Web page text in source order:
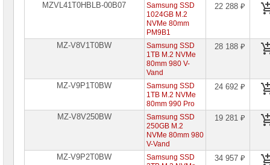
MZVL41T0HBLB-00B07
Samsung SSD
1024GB M.2
NVMe 80mm
PM9B1
22 288 ₽
MZ-V8V1T0BW
Samsung SSD
1TB M.2 NVMe
80mm 980 V-
Vand
28 188 ₽
MZ-V9P1T0BW
Samsung SSD
1TB M.2 NVMe
80mm 990 Pro
24 692 ₽
MZ-V8V250BW
Samsung SSD
250GB M.2
NVMe 80mm 980
V-Vand
19 281 ₽
MZ-V9P2T0BW
Samsung SSD
34 957 ₽